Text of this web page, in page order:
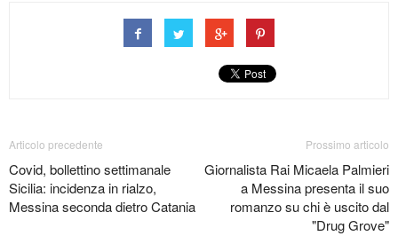
Articolo precedente
Covid, bollettino settimanale
Sicilia: incidenza in rialzo,
Messina seconda dietro Catania
Prossimo articolo
Giornalista Rai Micaela Palmieri
a Messina presenta il suo
romanzo su chi è uscito dal
"Drug Grove"